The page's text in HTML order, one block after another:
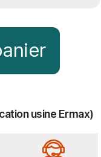
usine Ermax)